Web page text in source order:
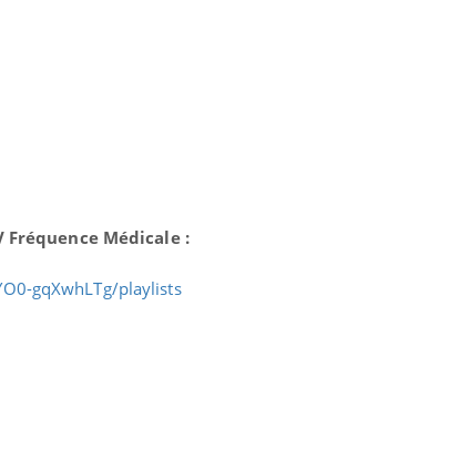
Fréquence Médicale :
gqXwhLTg/playlists